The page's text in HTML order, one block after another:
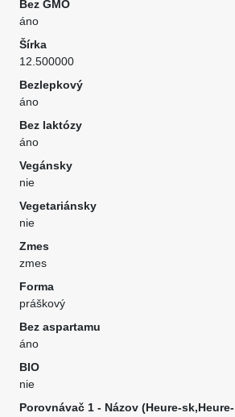
Bez GMO
áno
Šírka
12.500000
Bezlepkový
áno
Bez laktózy
áno
Vegánsky
nie
Vegetariánsky
nie
Zmes
zmes
Forma
práškový
Bez aspartamu
áno
BIO
nie
Porovnávač 1 - Názov (Heure-sk,Heure-